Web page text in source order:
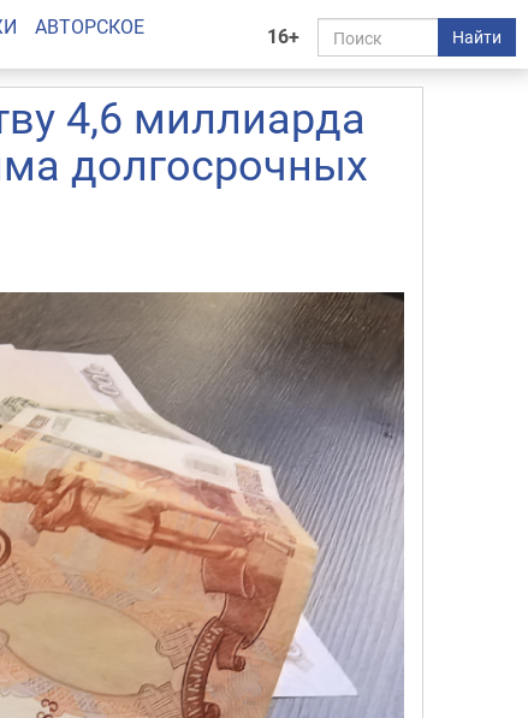
16+ Найти
АВТОРСКОЕ
4,6 миллиарда
долгосрочных